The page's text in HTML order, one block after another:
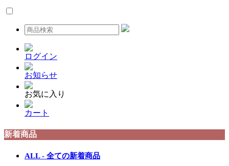
ログイン
お知らせ
お気に入り
カート
新着商品
ALL - 全ての新着商品